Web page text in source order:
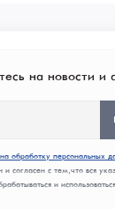
на новости и
обработку персональных
и согласен с тем, что вся
и